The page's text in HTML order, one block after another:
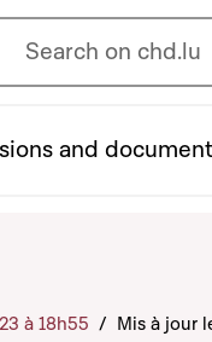
l'écran de
Search on chd.lu
and
à 18h55 / Mis à jour